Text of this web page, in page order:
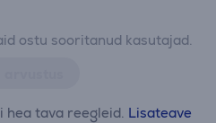
ostu sooritanud kasutajad.
hea tava reegleid. Lisateave